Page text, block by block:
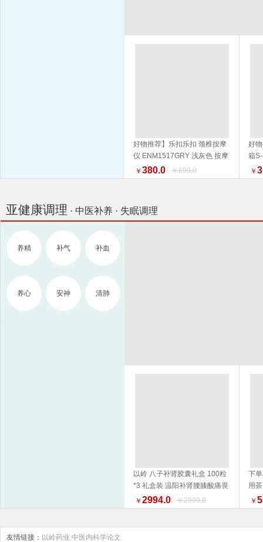
好物推荐】乐扣乐扣 颈椎按摩
仪 ENM1517GRY 浅灰色 按摩
器 品质生活 健康生活家居
￥ 380.0 ￥699.0
好
箱
外
￥
亚健康调理 · 中医补养 · 失眠调理
养精 补气 补血
养心 安神 清肺
以岭 八子补肾胶囊礼盒 100粒
*3 礼盒装 温阳补肾腰膝酸痛畏
寒 新旧包装随机发货
￥ 2994.0 ￥2999.0
下
用
￥
友情链接： 以岭药业 中医内科学论文